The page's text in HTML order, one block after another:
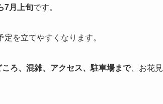
7月上旬です。
を立てやすくなります。
ろ、混雑、アクセス、駐車場まで、お花見